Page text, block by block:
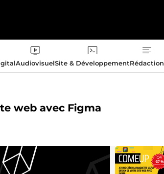
AudiovisuelSite & DéveloppementRédaction
web avec Figma